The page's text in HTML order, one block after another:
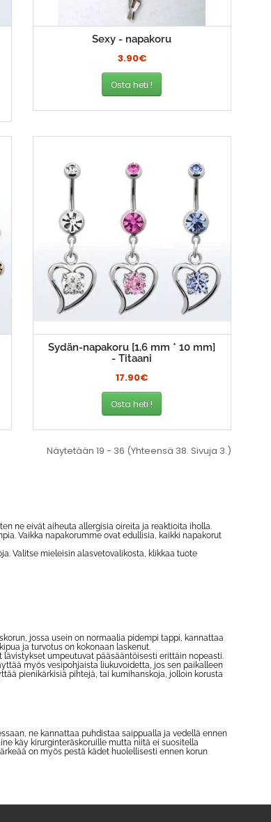
Sexy - napakoru
3.90€
Osta heti !
Sydän-napakoru [1,6 mm * 10 mm]
- Titaani
17.90€
Osta heti !
Näytetään 19 - 36 (Yhteensä 38. Sivuja 3.)
ne eivät aiheuta allergisia oireita ja reaktioita iholla.
Vaikka napakorumme ovat edullisia, kaikki napakorut
Valitse mieleisin alasvetovalikosta, klikkaa tuote
jossa usein on normaalia pidempi tappi, kannattaa
ja turvotus on kokonaan laskenut.
umpeutuvat pääsääntöisesti erittäin nopeasti.
myös vesipohjaista liukuvoidetta, jos sen paikalleen
pienikärkisiä pihtejä, tai kumihanskoja, jolloin korusta
ne kannattaa puhdistaa saippualla ja vedellä ennen
käy kirurginteräskoruille mutta niitä ei suositella
on myös pestä kädet huolellisesti ennen korun